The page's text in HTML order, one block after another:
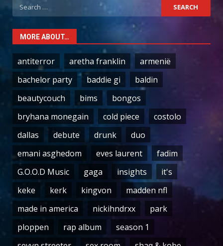
Search
for:
MORE ABOUT…
antiterror aretha franklin
armenië
bachelor party
baddie gi
baldin
beautycouch
bims
bongos
bryhana monegain
cold piece
costolo
dallas
debute drunk
duo
emani asghedom
eves laurent
fadim
G.O.O.D Music
gaga insights
it's
keke
kerk kingvon
madden nfl
made in america
nickihndrxx
park
ploppen
rap album
season 1